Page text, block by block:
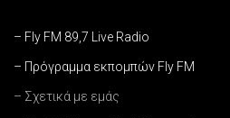
– Fly FM 89,7 Live Radio
– Πρόγραμμα εκπομπών Fly FM
– Σχετικά με εμάς